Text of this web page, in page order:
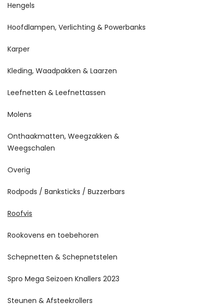
Hengels
Hoofdlampen, Verlichting & Powerbanks
Karper
Kleding, Waadpakken & Laarzen
Leefnetten & Leefnettassen
Molens
Onthaakmatten, Weegzakken &
Weegschalen
Overig
Rodpods / Banksticks / Buzzerbars
Roofvis
Rookovens en toebehoren
Schepnetten & Schepnetstelen
Spro Mega Seizoen Knallers 2023
Steunen & Afsteekrollers